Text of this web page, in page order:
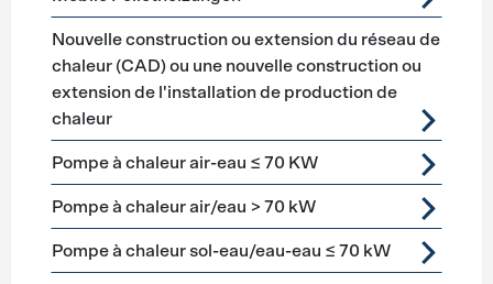
Nouvelle construction ou extension du réseau de
chaleur (CAD) ou une nouvelle construction ou
extension de l'installation de production de
chaleur
Pompe à chaleur air-eau ≤ 70 KW
Pompe à chaleur air/eau > 70 kW
Pompe à chaleur sol-eau/eau-eau ≤ 70 kW